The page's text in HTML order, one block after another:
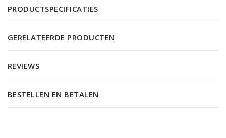
PRODUCTSPECIFICATIES
GERELATEERDE PRODUCTEN
REVIEWS
BESTELLEN EN BETALEN